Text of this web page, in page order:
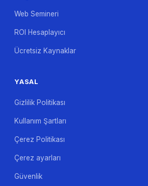
Web Semineri
ROI Hesaplayıcı
Ücretsiz Kaynaklar
YASAL
Gizlilik Politikası
Kullanım Şartları
Çerez Politikası
Çerez ayarları
Güvenlik